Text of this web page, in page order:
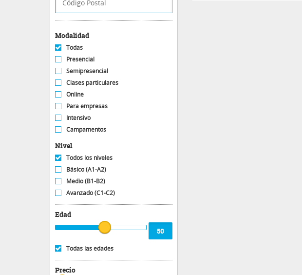
Modalidad
Todas
Presencial
Semipresencial
Clases particulares
Online
Para empresas
Intensivo
Campamentos
Nivel
Todos los niveles
Básico (A1-A2)
Medio (B1-B2)
Avanzado (C1-C2)
Edad
Todas las edades
Precio